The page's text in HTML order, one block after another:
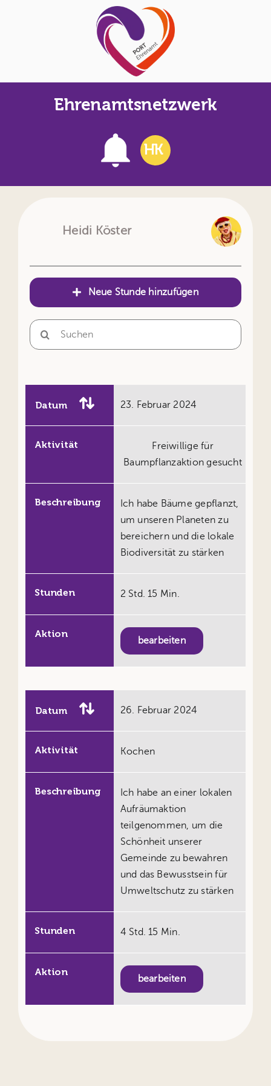
Ehrenamtsnetzwerk
HK
Heidi Köster
Neue Stunde hinzufügen
Search
for:
Datum 23. Februar 2024
Aktivität
Freiwillige für
Baumpflanzaktion gesucht
Beschreibung
Ich habe Bäume gepflanzt,
um unseren Planeten zu
bereichern und die lokale
Biodiversität zu stärken
Stunden 2 Std. 15 Min.
Aktion
bearbeiten
Datum 26. Februar 2024
Aktivität Kochen
Beschreibung
Ich habe an einer lokalen
Aufräumaktion
teilgenommen, um die
Schönheit unserer
Gemeinde zu bewahren
und das Bewusstsein für
Umweltschutz zu stärken
Stunden 4 Std. 15 Min.
Aktion
bearbeiten